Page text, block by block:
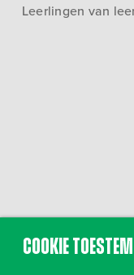
Leerlingen van
Cookie